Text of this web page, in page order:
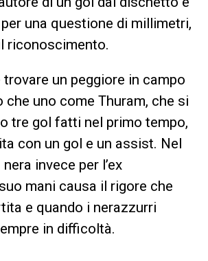
una questione di millimetri,
riconoscimento.
trovare un peggiore in campo
che uno come Thuram, che si
tre gol fatti nel primo tempo,
con un gol e un assist. Nel
invece per l’ex
mani causa il rigore che
e quando i nerazzurri
in difficoltà.